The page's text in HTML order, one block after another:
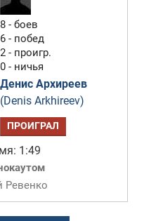
8 - боев
6 - побед
2 - проигр.
0 - ничья
Денис Архиреев
(Denis Arkhireev)
ПРОИГРАЛ
1:49
Ревенко